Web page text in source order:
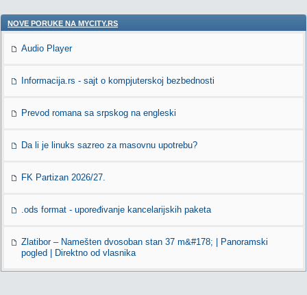
NOVE PORUKE NA MYCITY.RS
Audio Player
Informacija.rs - sajt o kompjuterskoj bezbednosti
Prevod romana sa srpskog na engleski
Da li je linuks sazreo za masovnu upotrebu?
FK Partizan 2026/27.
.ods format - upoređivanje kancelarijskih paketa
Zlatibor – Namešten dvosoban stan 37 m&#178; | Panoramski
pogled | Direktno od vlasnika